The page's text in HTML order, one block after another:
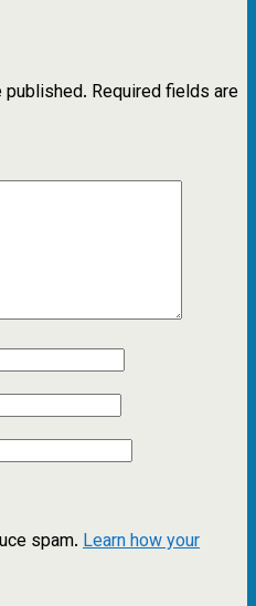
published. Required fields are
spam. Learn how your